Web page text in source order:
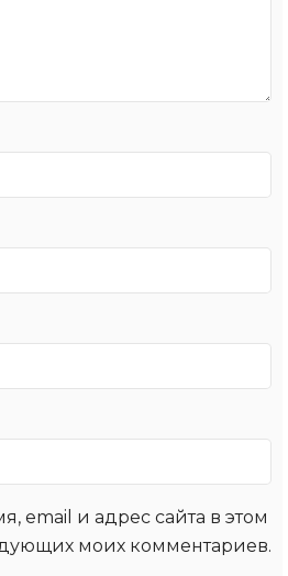
email и адрес сайта в этом
моих комментариев.